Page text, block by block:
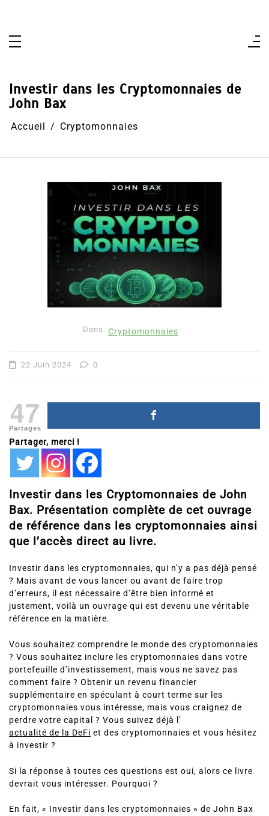
Investir dans les Cryptomonnaies de
John Bax
Accueil Cryptomonnaies
Dans Cryptomonnaies
22 Juin 2024 0
47
Partages
Partager, merci !
Investir dans les Cryptomonnaies de John
Bax. Présentation complète de cet ouvrage
de référence dans les cryptomonnaies ainsi
que l’accès direct au livre.
Investir dans les cryptomonnaies, qui n’y a pas déjà pensé
? Mais avant de vous lancer ou avant de faire trop
d’erreurs, il est nécessaire d’être bien informé et
justement, voilà un ouvrage qui est devenu une véritable
référence en la matière.
Vous souhaitez comprendre le monde des cryptomonnaies
? Vous souhaitez inclure les cryptomonnaies dans votre
portefeuille d’investissement, mais vous ne savez pas
comment faire ? Obtenir un revenu financier
supplémentaire en spéculant à court terme sur les
cryptomonnaies vous intéresse, mais vous craignez de
perdre votre capital ? Vous suivez déjà l’
actualité de la DeFi et des cryptomonnaies et vous hésitez
à investir ?
Si la réponse à toutes ces questions est oui, alors ce livre
devrait vous intéresser. Pourquoi ?
En fait, « Investir dans les cryptomonnaies » de John Bax